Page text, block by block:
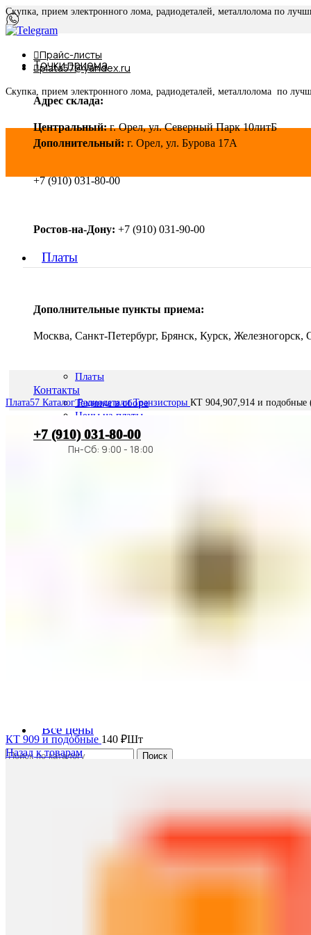
Скупка, прием электронного лома, радиодеталей, металлолома по
Прайс-листы
plata57@yandex.ru
Скупка, прием электронного лома, радиодеталей, металлолома по
Точки приема
Адрес склада:
Центральный:г. Орел, ул. Северный Парк 10литБ
Дополнительный: г. Орел, ул. Бурова 17А
+7 (910) 031-80-00
Ростов-на-Дону: +7 (910) 031-90-00
Дополнительные пункты приема:
Москва, Санкт-Петербург, Брянск, Курск,
Контакты
+7 (910) 031-80-00
Платы
Платы
Техника в сборе
Цены на платы
Радиодетали
Все цены
Поиск
Плата57 КаталогРадиодеталиТранзисторы КТ 904,907,914 и подобные
КТ 909 и подобные 140 ₽Шт
Назад к товарам